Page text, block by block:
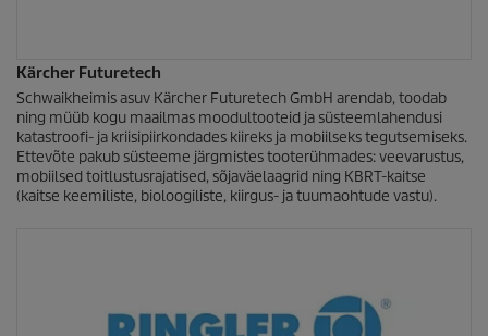
Kärcher Futuretech
Schwaikheimis asuv Kärcher Futuretech GmbH arendab, toodab
ning müüb kogu maailmas moodultooteid ja süsteemlahendusi
katastroofi- ja kriisipiirkondades kiireks ja mobiilseks tegutsemiseks.
Ettevõte pakub süsteeme järgmistes tooterühmades: veevarustus,
mobiilsed toitlustusrajatised, sõjaväelaagrid ning KBRT-kaitse
(kaitse keemiliste, bioloogiliste, kiirgus- ja tuumaohtude vastu).